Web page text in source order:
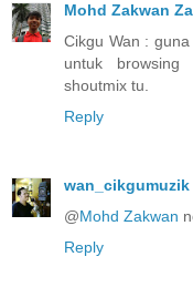
Mohd Zakwan
Cikgu Wan :
untuk
shoutmix tu.
Reply
wan_cikgumuzik
@Mohd Zakwan
Reply